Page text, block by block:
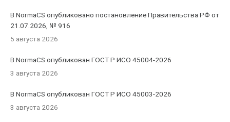
В NormaCS опубликовано постановление Правительства РФ от
21.07.2026, № 916
5 августа 2026
В NormaCS опубликован ГОСТ Р ИСО 45004-2026
3 августа 2026
В NormaCS опубликован ГОСТ Р ИСО 45003-2026
3 августа 2026